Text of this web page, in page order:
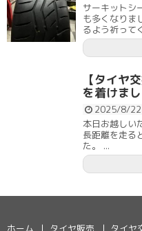
サーキットシ
も多くなりま
るよう祈って
【タイヤ
を着けま
2025/8/22
本日お越しい
長距離を走る
た。 ...
ホーム タイヤ販売 タイヤ